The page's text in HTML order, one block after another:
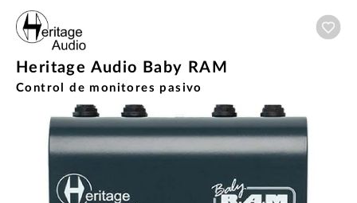
Heritage Audio Baby RAM
Control de monitores pasivo